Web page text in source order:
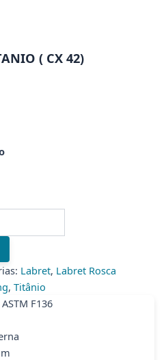
( CX 42)
Labret, Labret Rosca
, Titânio
F136